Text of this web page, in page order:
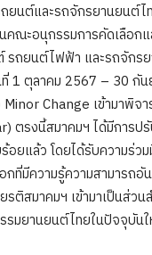
ยนต์และรถจักรยานยนต์
คณะอนุกรรมการคัดเลือก
รถยนต์ไฟฟ้า และรถจัก
1 ตุลาคม 2567 – 30 กั
Change เข้ามาพิ
ตรงนี้สมาคมฯ ได้มีการ
อยแล้ว โดยได้รับความร่
มีความรู้ความสามารถอั
ติสมาคมฯ เข้ามาเป็นส่ว
รมยานยนต์ไทยในปัจจุบัน